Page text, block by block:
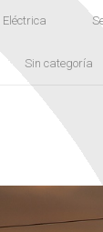
Sin categoría